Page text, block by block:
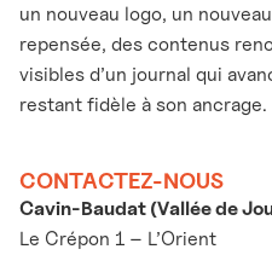
un nouveau logo, un
repensée, des contenus
visibles d’un journal qui
restant fidèle à son ancrage.
CONTACTEZ-NOUS
Cavin-Baudat (Vallée de
Le Crépon 1 – L’Orient